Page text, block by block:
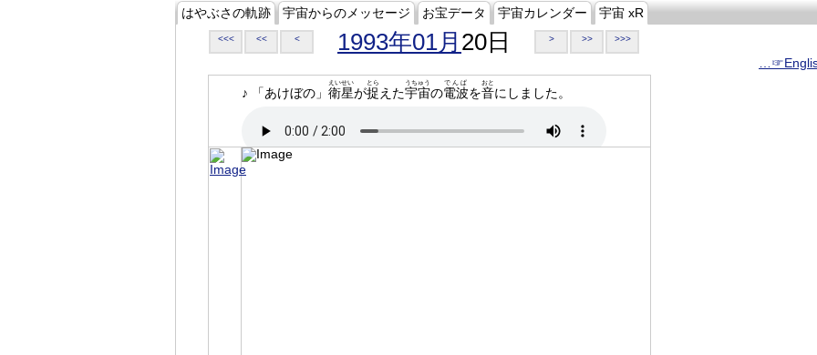
はやぶさの軌跡 宇宙からのメッセージ お宝データ 宇宙カレンダー 宇宙 xR
<<< << < 1993年01月 20日 > >> >>>
♪ 「あけぼの」 衛星
えいせい
が捉
とら
えた宇宙
うちゅう
の電波
でんぱ
を音
おと
にしました。